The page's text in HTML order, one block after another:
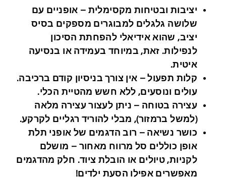
‍יציבות ובטיחות מקסימלית – אופניים עם
שלושה גלגלים למבוגרים מספקים בסיס
יציב, שהוא אידיאלי להפחתת הסיכון
לנפילות. זאת, במיוחד בעמידה או בנסיעה
איטית.
קלות תפעול – אין צורך בניסיון קודם ברכיבה.
עולים ונוסעים, ללא חשש מהטיית הכלי.
עצירה בטוחה – ניתן לעצור עצירה מלאה
(למשל ברמזור), מבלי להוריד רגליים לקרקע.
כושר נשיאה – רוב הדגמים של אופני תלת
אופן כוללים סל מרווח מאחור – מושלם
לקניות, טיולים או הובלת ציוד. חלק מהדגמים
מאפשרים אפילו הסעת ילדים!